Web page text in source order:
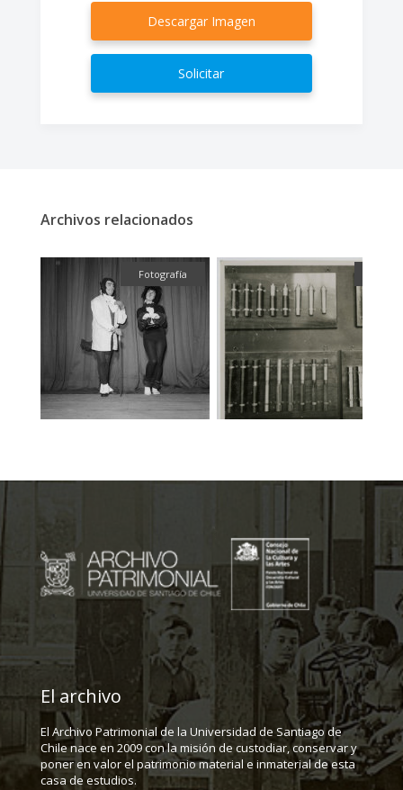
Descargar Imagen
Solicitar
Archivos relacionados
Fotografía
El archivo
El Archivo Patrimonial de la Universidad de Santiago de
Chile nace en 2009 con la misión de custodiar, conservar y
poner en valor el patrimonio material e inmaterial de esta
casa de estudios.